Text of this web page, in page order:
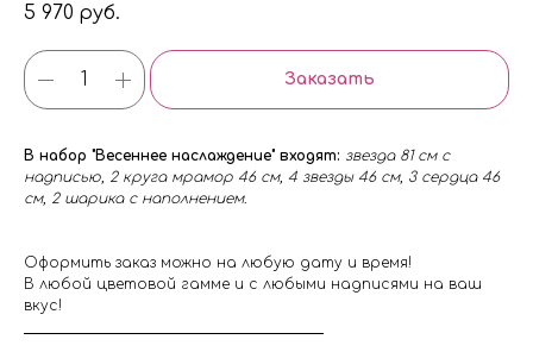
5 970 руб.
Заказать
В набор "Весеннее наслаждение" входят: звезда 81 см с
надписью, 2 круга мрамор 46 см, 4 звезды 46 см, 3 сердца 46
см, 2 шарика с наполнением.
Оформить заказ можно на любую дату и время!
В любой цветовой гамме и с любыми надписями на ваш
вкус!